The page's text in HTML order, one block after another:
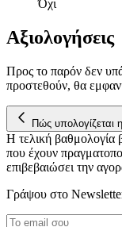
Όχι
Αξιολογήσεις
Προς το παρόν δεν
προστεθούν, θα
Πώς υπολογίζεται
Η τελική βαθμολογία
που έχουν
επιβεβαιώσει την
Γράψου στο